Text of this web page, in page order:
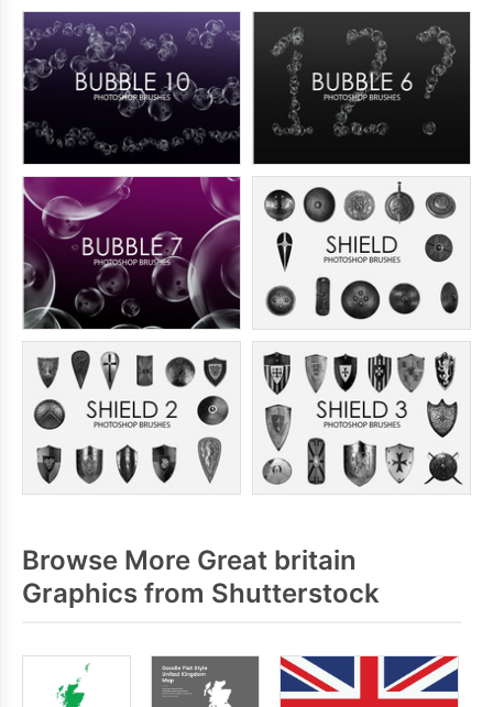
Browse More Great britain
Graphics from Shutterstock